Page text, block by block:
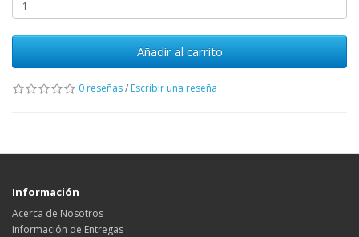
Añadir al carrito
0 reseñas/ Escribir una reseña
Información
Acerca de Nosotros
Información de Entregas